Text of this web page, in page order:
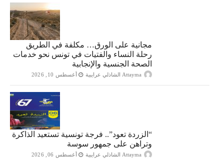
مجانية على الورق… مكلفة في الطريق
رحلة النساء والفتيات في تونس نحو خدمات
الصحة الجنسية والإنجابية
Attayma الشاذلي عرايبية أغسطس 10, 2026
“الزردة تعود”.. فرجة تونسية تستعيد الذاكرة
وتراهن على جمهور سوسة
Attayma الشاذلي عرايبية أغسطس 06, 2026